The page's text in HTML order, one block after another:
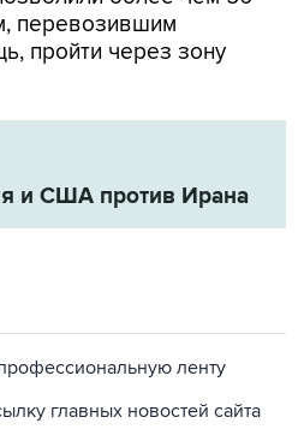
перевозившим
пройти через зону
и США против Ирана
ленту
главных новостей сайта